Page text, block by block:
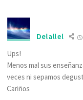
Delallel
Ups!
Menos mal sus
veces ni sepamos
Cariños